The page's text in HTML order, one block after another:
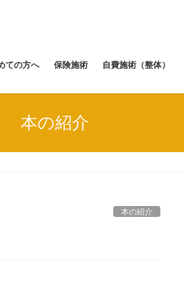
ての方へ 保険施術 自費施術（整体）
本の紹介
本の紹介